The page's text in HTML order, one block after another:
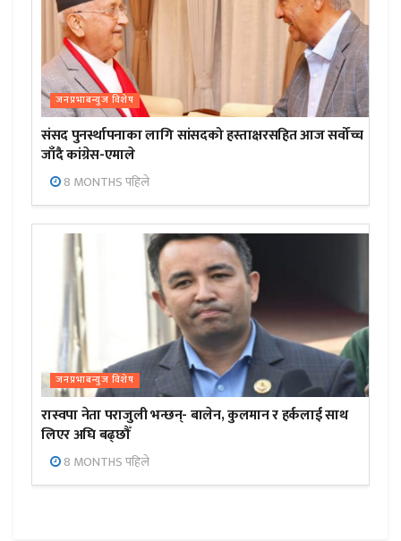
जनप्रभाबन्युज विशेष
संसद पुनर्स्थापनाका लागि सांसदको हस्ताक्षरसहित आज सर्वोच्च
जाँदै कांग्रेस-एमाले
8 MONTHS पहिले
जनप्रभाबन्युज विशेष
रास्वपा नेता पराजुली भन्छन्- बालेन, कुलमान र हर्कलाई साथ
लिएर अघि बढ्छौँ
8 MONTHS पहिले